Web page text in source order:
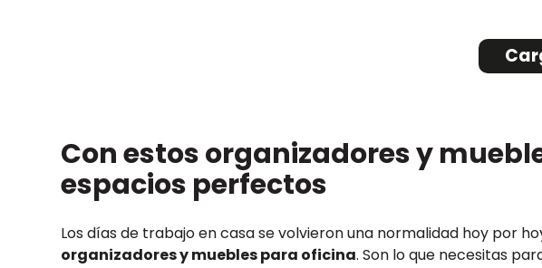
Con estos organizadores y
espacios perfectos
Los días de trabajo en casa se volvieron una normalidad hoy por
organizadores y muebles para oficina. Son lo que necesitas